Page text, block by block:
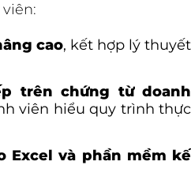
cao, kết hợp lý thuyết
trên chứng từ doanh
viên hiểu quy trình thực
Excel và phần mềm kế